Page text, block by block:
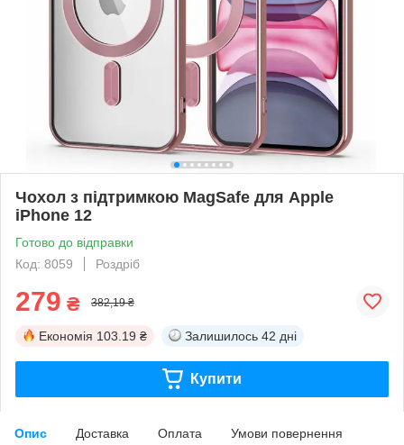
Чохол з підтримкою MagSafe для Apple
iPhone 12
Готово до відправки
Код: 8059
Роздріб
279 ₴ 382,19 ₴
Економія 103.19 ₴ Залишилось 42 дні
Купити
Опис Доставка Оплата Умови повернення